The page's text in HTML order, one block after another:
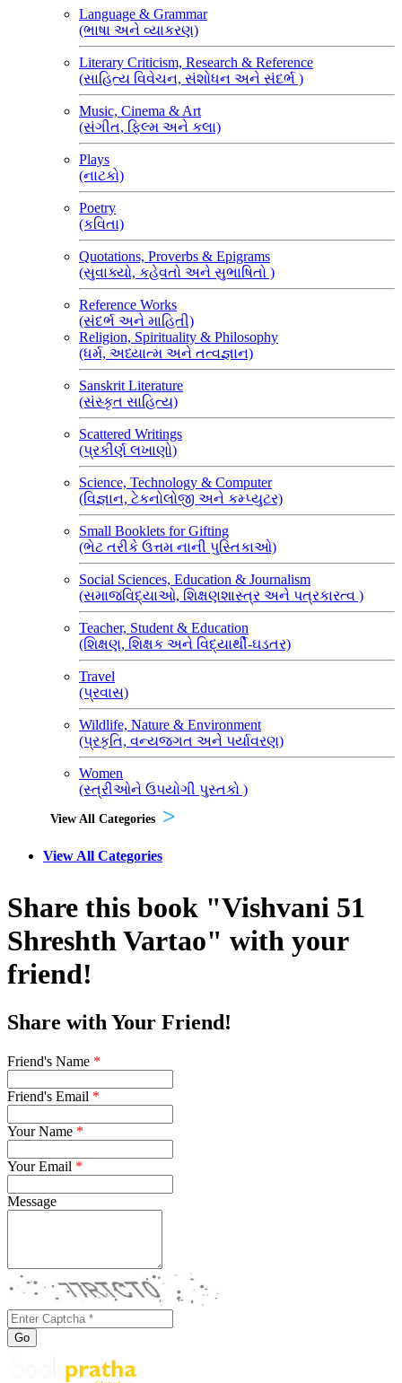
Language & Grammar
(ભાષા અને વ્યાકરણ)
Literary Criticism, Research & Reference
(સાહિત્ય વિવેચન, સંશોધન અને સંદર્ભ )
Music, Cinema & Art
(સંગીત, ફિલ્મ અને કલા)
Plays
(નાટકો)
Poetry
(કવિતા)
Quotations, Proverbs & Epigrams
(સુવાક્યો, કહેવતો અને સુભાષિતો )
Reference Works
(સંદર્ભ અને માહિતી)
Religion, Spirituality & Philosophy
(ધર્મ, અધ્યાત્મ અને તત્વજ્ઞાન)
Sanskrit Literature
(સંસ્કૃત સાહિત્ય)
Scattered Writings
(પ્રકીર્ણ લખાણો)
Science, Technology & Computer
(વિજ્ઞાન, ટેકનોલોજી અને કમ્પ્યુટર)
Small Booklets for Gifting
(ભેટ તરીકે ઉત્તમ નાની પુસ્તિકાઓ)
Social Sciences, Education & Journalism
(સમાજવિદ્યાઓ, શિક્ષણશાસ્ત્ર અને પત્રકારત્વ )
Teacher, Student & Education
(શિક્ષણ, શિક્ષક અને વિદ્યાર્થી-ઘડતર)
Travel
(પ્રવાસ)
Wildlife, Nature & Environment
(પ્રકૃતિ, વન્યજગત અને પર્યાવરણ)
Women
(સ્ત્રીઓને ઉપયોગી પુસ્તકો )
View All Categories
View All Categories
Share this book "Vishvani 51
Shreshth Vartao" with your
friend!
Share with Your Friend!
Friend's Name *
Friend's Email *
Your Name *
Your Email *
Message
Go